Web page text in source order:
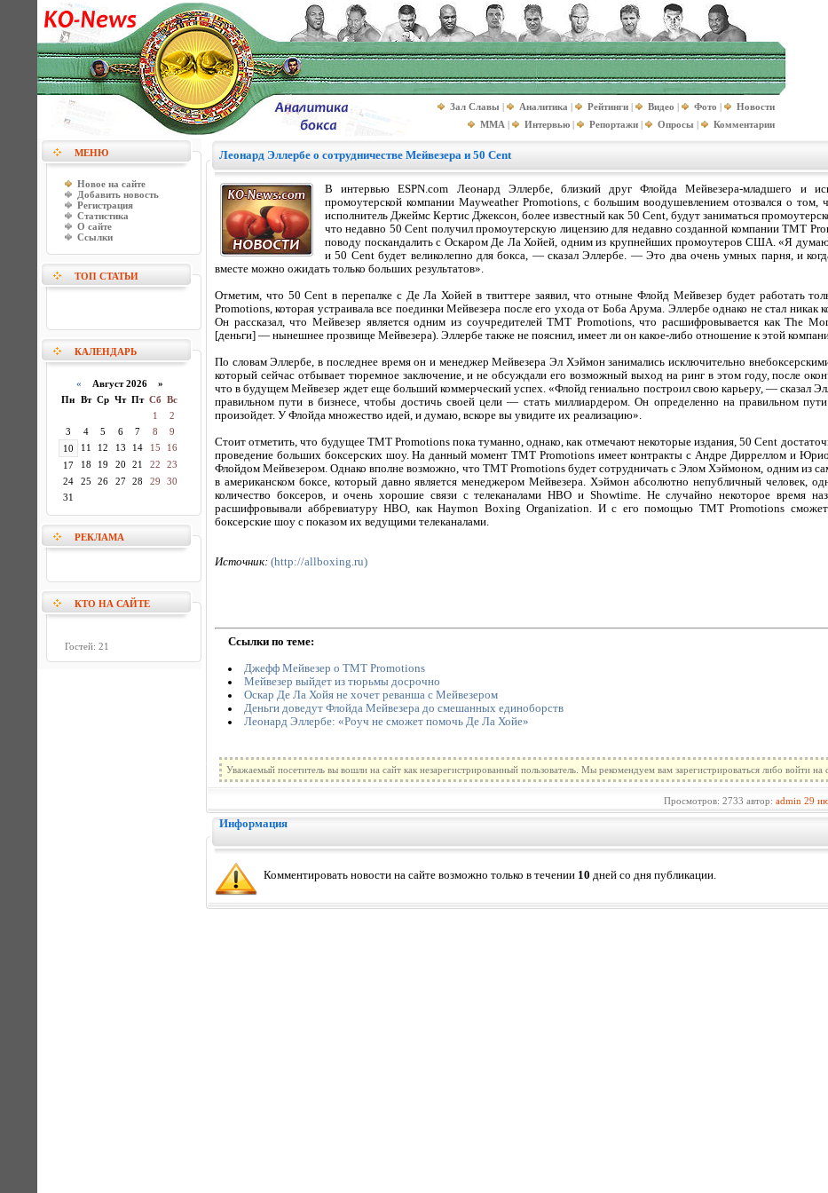
Зал Славы | Аналитика | Рейтинги | Видео | Фото |
Новости
MMA | Интервью | Репортажи | Опросы | Комментарии
МЕНЮ
Новое на сайте
Добавить новость
Регистрация
Статистика
О сайте
Ссылки
ТОП СТАТЬИ
КАЛЕНДАРЬ
« Август 2026 »
Пн Вт Ср Чт Пт Сб Вс
1
2
3
4 5 6 7 8
9
10
11 12 13 14 15
16
17
18 19 20 21 22
23
24
25 26 27 28 29
30
31
РЕКЛАМА
КТО НА САЙТЕ
Гостей: 21
Леонард Эллербе о сотрудничестве Мейвезера и 50 Cent
В интервью ESPN.com Леонард Эллербе, близкий друг Флойда Мейвезера-младшего и
промоутерской компании Mayweather Promotions, с большим воодушевлением отозвался о том,
исполнитель Джеймс Кертис Джексон, более известный как 50 Cent, будут заниматься
что недавно 50 Cent получил промоутерскую лицензию для недавно созданной компании TMT
поводу поскандалить с Оскаром Де Ла Хойей, одним из крупнейших промоутеров США. «Я
и 50 Cent будет великолепно для бокса, — сказал Эллербе. — Это два очень умных парня, и
вместе можно ожидать только больших результатов».
Отметим, что 50 Cent в перепалке с Де Ла Хойей в твиттере заявил, что отныне Флойд Мейвезер будет работать
Promotions, которая устраивала все поединки Мейвезера после его ухода от Боба Арума. Эллербе однако не стал никак
Он рассказал, что Мейвезер является одним из соучредителей TMT Promotions, что расшифровывается как The
[деньги] — нынешнее прозвище Мейвезера). Эллербе также не пояснил, имеет ли он какое-либо отношение к этой
По словам Эллербе, в последнее время он и менеджер Мейвезера Эл Хэймон занимались исключительно
который сейчас отбывает тюремное заключение, и не обсуждали его возможный выход на ринг в этом году, после
что в будущем Мейвезер ждет еще больший коммерческий успех. «Флойд гениально построил свою карьеру, — сказал
правильном пути в бизнесе, чтобы достичь своей цели — стать миллиардером. Он определенно на правильном
произойдет. У Флойда множество идей, и думаю, вскоре вы увидите их реализацию».
Стоит отметить, что будущее TMT Promotions пока туманно, однако, как отмечают некоторые издания, 50 Cent
проведение больших боксерских шоу. На данный момент TMT Promotions имеет контракты с Андре Дирреллом и
Флойдом Мейвезером. Однако вполне возможно, что TMT Promotions будет сотрудничать с Элом Хэймоном, одним из
в американском боксе, который давно является менеджером Мейвезера. Хэймон абсолютно непубличный человек,
количество боксеров, и очень хорошие связи с телеканалами НВО и Showtime. Не случайно некоторое время
расшифровывали аббревиатуру НВО, как Haymon Boxing Organization. И с его помощью TMT Promotions сможет
боксерские шоу с показом их ведущими телеканалами.
Источник: (http://allboxing.ru)
Ссылки по теме:
Джефф Мейвезер о TMT Promotions
Мейвезер выйдет из тюрьмы досрочно
Оскар Де Ла Хойя не хочет реванша с Мейвезером
Деньги доведут Флойда Мейвезера до смешанных единоборств
Леонард Эллербе: «Роуч не сможет помочь Де Ла Хойе»
Уважаемый посетитель вы вошли на сайт как незарегистрированный пользователь. Мы рекомендуем вам зарегистрироваться либо войти на
Просмотров: 2733 автор: admin 29
Информация
Комментировать новости на сайте возможно только в течении 10 дней со дня публикации.